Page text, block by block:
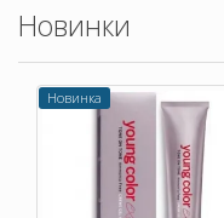
Новинки
Новинка